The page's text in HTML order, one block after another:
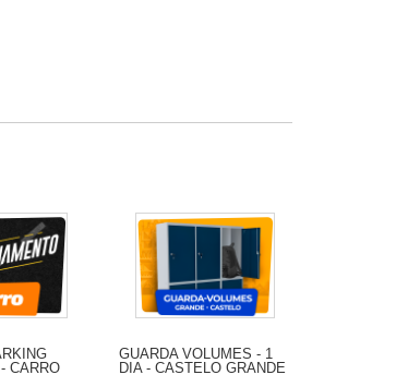
CARRO
GUARDA VOLUMES - 1
DIA - CASTELO GRANDE